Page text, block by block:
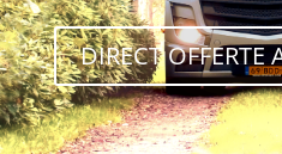
DIRECT OFFERTE